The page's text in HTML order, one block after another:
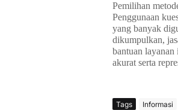
Pemilihan
Penggunaan
yang banyak
dikumpulkan,
bantuan
akurat serta
Tags Informasi